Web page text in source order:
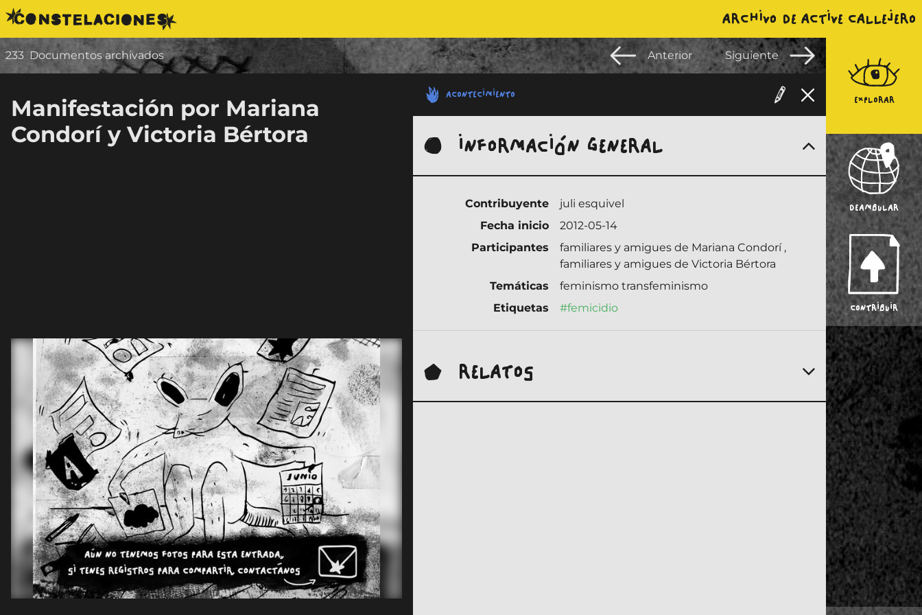
Saltar al contenido ARCHIVO DE ACTIVE CALLEJERO
233 Documentos archivados Anterior Siguiente
Manifestación por Mariana
Condorí y Victoria Bértora
ACONTECIMIENTO
INFORMACIÓN GENERAL
Contribuyente
juli esquivel
Fecha inicio
2012-05-14
Participantes
familiares y amigues de Mariana Condorí ,
familiares y amigues de Victoria Bértora
Temáticas
feminismo transfeminismo
Etiquetas
#femicidio
RELATOS
EXPLORAR
DEAMBULAR
CONTRIBUIR